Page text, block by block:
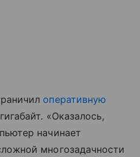
оперативную
«Оказалось,
начинает
многозадачности